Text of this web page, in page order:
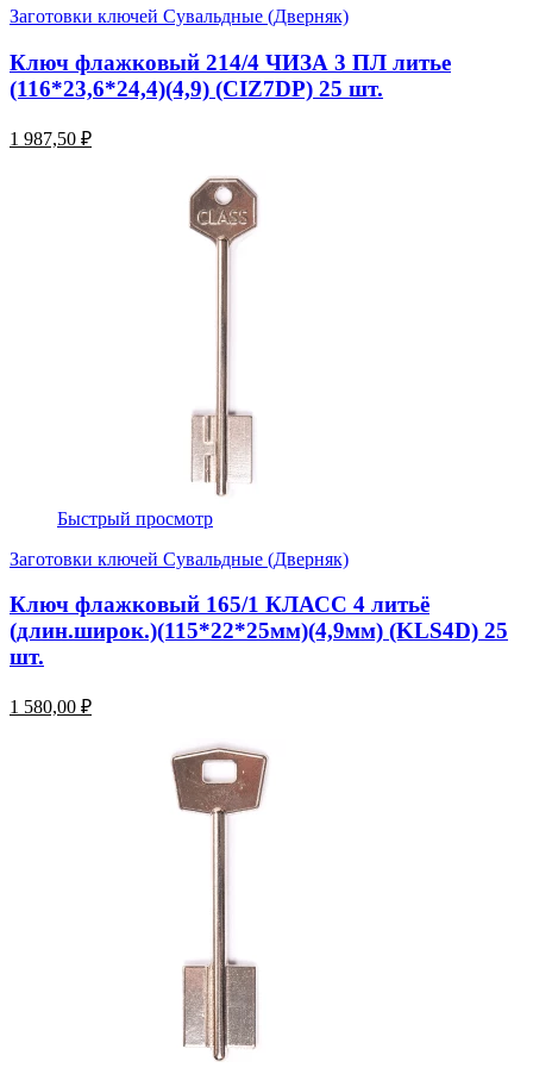
Заготовки ключей Сувальдные (Дверняк)
Ключ флажковый 214/4 ЧИЗА 3 ПЛ литье
(116*23,6*24,4)(4,9) (CIZ7DP) 25 шт.
1 987,50 ₽
Быстрый просмотр
Заготовки ключей Сувальдные (Дверняк)
Ключ флажковый 165/1 КЛАСС 4 литьё
(длин.широк.)(115*22*25мм)(4,9мм) (KLS4D) 25
шт.
1 580,00 ₽